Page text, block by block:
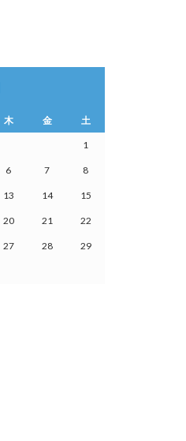
木 金 土
1
6 7 8
13 14 15
20 21 22
27 28 29